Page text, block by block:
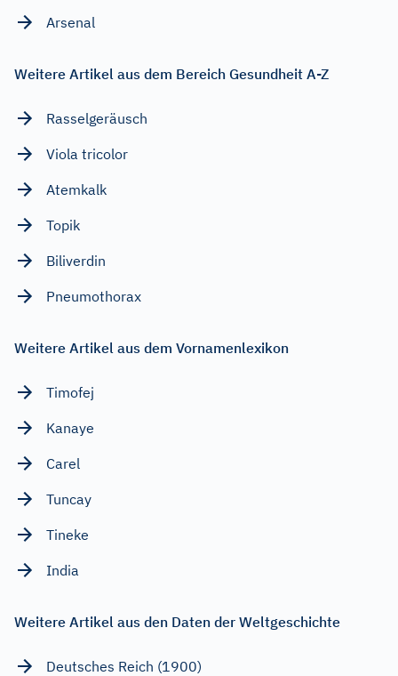
Arsenal
Weitere Artikel aus dem Bereich Gesundheit A-Z
Rasselgeräusch
Viola tricolor
Atemkalk
Topik
Biliverdin
Pneumothorax
Weitere Artikel aus dem Vornamenlexikon
Timofej
Kanaye
Carel
Tuncay
Tineke
India
Weitere Artikel aus den Daten der Weltgeschichte
Deutsches Reich (1900)